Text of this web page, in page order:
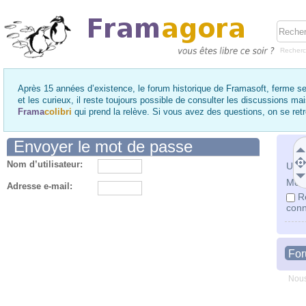
Après 15 années d’existence, le forum historique de Framasoft, ferme
et les curieux, il reste toujours possible de consulter les discussions
Framacolibri qui prend la relève. Si vous avez des questions, on se
Mot
Envoyer le mot de passe
Nom d’utilisateur:
Adresse e-mail: